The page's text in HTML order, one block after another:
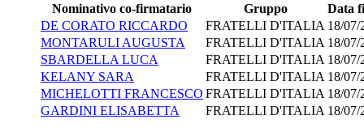
Nominativo co-firmatario
Gruppo
Data
DE CORATO RICCARDO
FRATELLI D'ITALIA 18/07/
MONTARULI AUGUSTA
FRATELLI D'ITALIA 18/07/
SBARDELLA LUCA
FRATELLI D'ITALIA 18/07/
KELANY SARA
FRATELLI D'ITALIA 18/07/
MICHELOTTI FRANCESCO FRATELLI D'ITALIA 18/07/
GARDINI ELISABETTA
FRATELLI D'ITALIA 18/07/